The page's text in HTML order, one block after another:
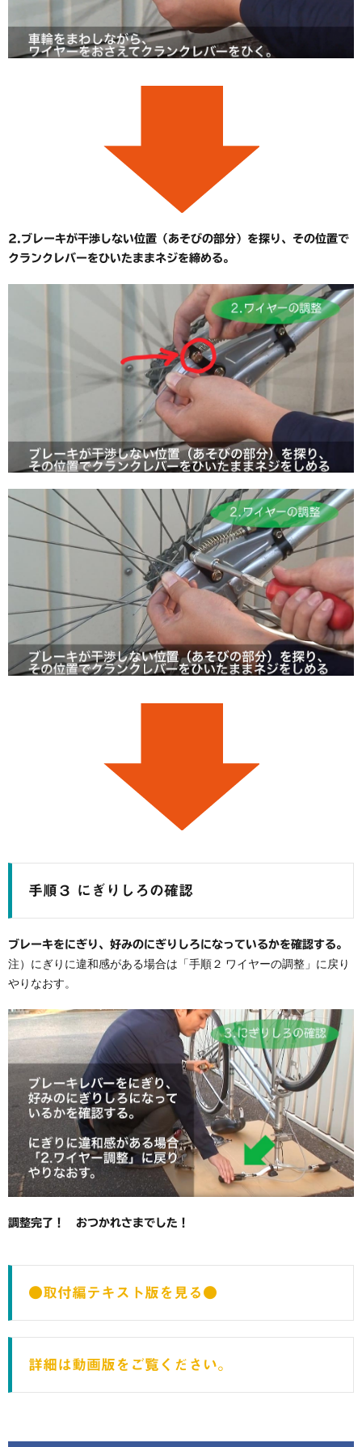
2.ブレーキが干渉しない位置（あそびの部分）を探り、その位置で
クランクレバーをひいたままネジを締める。
手順３ にぎりしろの確認
ブレーキをにぎり、好みのにぎりしろになっているかを確認する。
注）にぎりに違和感がある場合は「手順２ ワイヤーの調整」に戻り
やりなおす。
調整完了！ おつかれさまでした！
●取付編テキスト版を見る●
詳細は動画版をご覧ください。